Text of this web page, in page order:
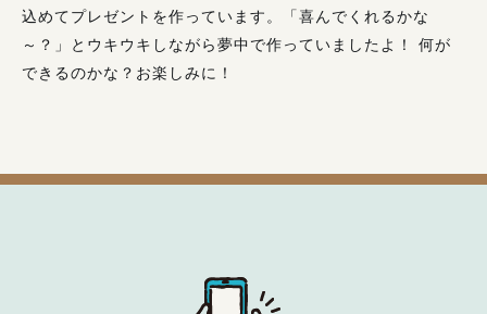
込めてプレゼントを作っています。「喜んでくれるかな
～？」とウキウキしながら夢中で作っていましたよ！ 何が
できるのかな？お楽しみに！